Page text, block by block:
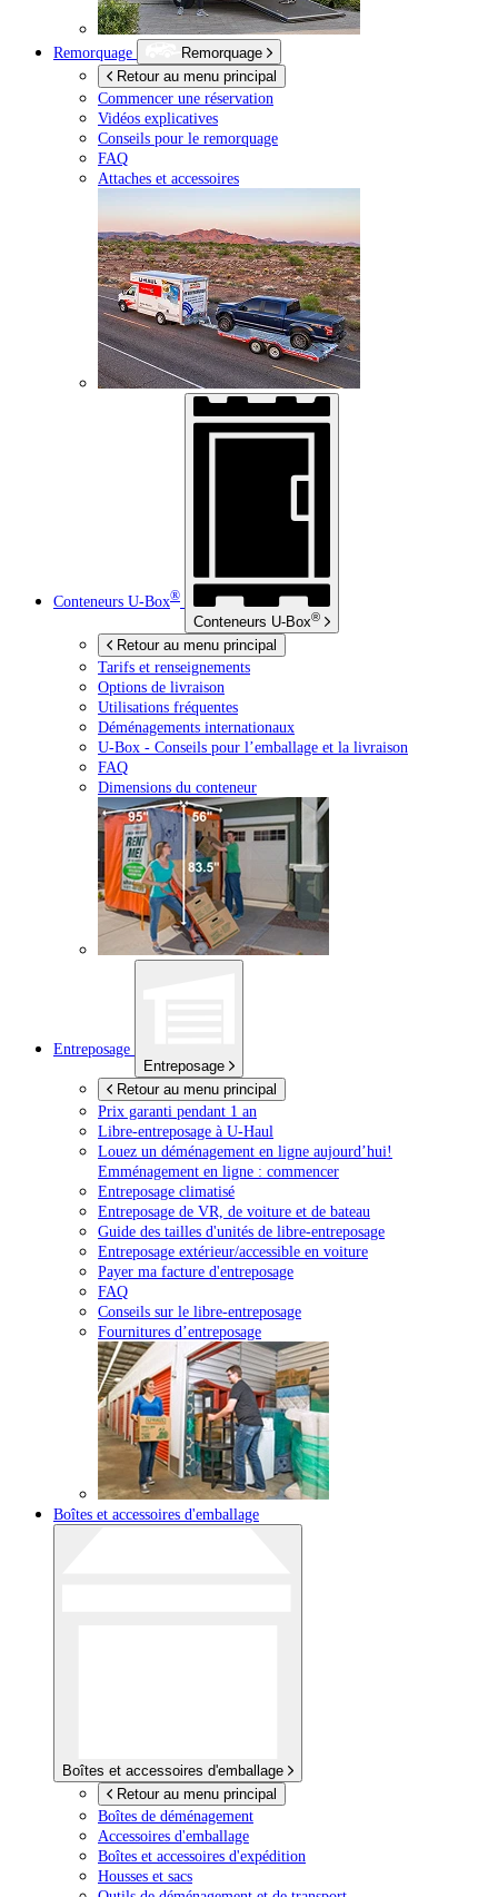
Remorquage
Remorquage
Retour au menu principal
Commencer une réservation
Vidéos explicatives
Conseils pour le remorquage
FAQ
Attaches et accessoires
Conteneurs U-Box®
Conteneurs U-Box®
Retour au menu principal
Tarifs et renseignements
Options de livraison
Utilisations fréquentes
Déménagements internationaux
U-Box - Conseils pour l’emballage et la livraison
FAQ
Dimensions du conteneur
Entreposage
Entreposage
Retour au menu principal
Prix garanti pendant 1 an
Libre-entreposage à U-Haul
Louez un déménagement en ligne aujourd’hui!
Emménagement en ligne : commencer
Entreposage climatisé
Entreposage de VR, de voiture et de bateau
Guide des tailles d'unités de libre-entreposage
Entreposage extérieur/accessible en voiture
Payer ma facture d'entreposage
FAQ
Conseils sur le libre-entreposage
Fournitures d’entreposage
Boîtes et accessoires d'emballage
Boîtes et accessoires d'emballage
Retour au menu principal
Boîtes de déménagement
Accessoires d'emballage
Boîtes et accessoires d'expédition
Housses et sacs